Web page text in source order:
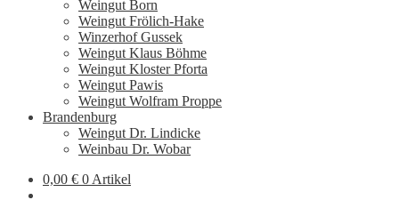
Weingut Born
Weingut Frölich-Hake
Winzerhof Gussek
Weingut Klaus Böhme
Weingut Kloster Pforta
Weingut Pawis
Weingut Wolfram Proppe
Brandenburg
Weingut Dr. Lindicke
Weinbau Dr. Wobar
0,00 € 0 Artikel